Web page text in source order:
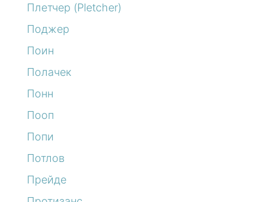
Плетчер (Pletcher)
Поджер
Поин
Полачек
Понн
Пооп
Попи
Потлов
Прейде